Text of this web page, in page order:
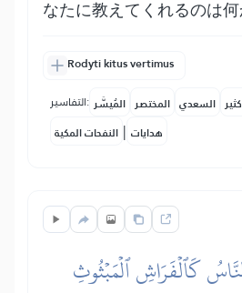
なたに教えてくれるのは何
Rodyti kitus vertimus
التفاسير: المُيسَّر المختصر السعدي
النفحات المكية | هدايات
كَٱلۡفَرَاشِ ٱلۡمَبۡثُوثِ